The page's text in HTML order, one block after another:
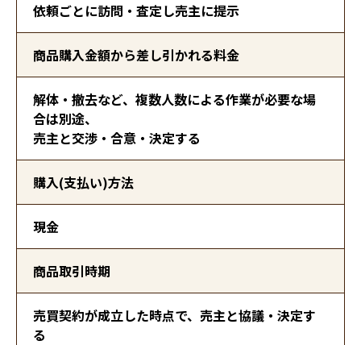
依頼ごとに訪問・査定し売主に提示
商品購入金額から差し引かれる料金
解体・撤去など、複数人数による作業が必要な場
合は別途、
売主と交渉・合意・決定する
購入(支払い)方法
現金
商品取引時期
売買契約が成立した時点で、売主と協議・決定す
る